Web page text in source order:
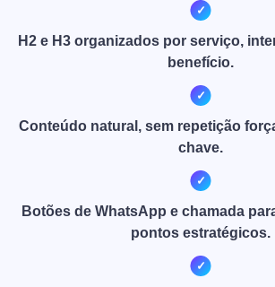
H2 e H3 organizados por serviço,
benefício.
Conteúdo natural, sem repetição
chave.
Botões de WhatsApp e chamada
pontos estratégicos.